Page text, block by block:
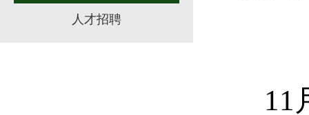
人才招聘
11